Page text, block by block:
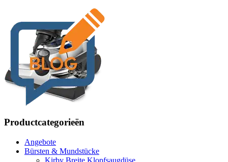
Productcategorieën
Angebote
Bürsten & Mundstücke
Kirby Breite Klopfsaugdüse